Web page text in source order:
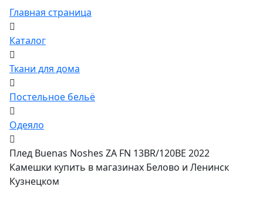
Главная страница
Каталог
Ткани для дома
Постельное бельё
Одеяло
Плед Buenas Noshes ZA FN 13BR/120BE 2022
Камешки купить в магазинах Белово и Ленинск
Кузнецком